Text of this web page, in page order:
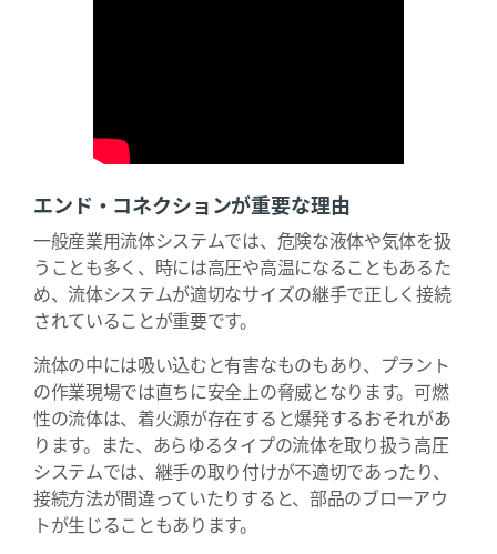
エンド・コネクションが重要な理由
一般産業用流体システムでは、危険な液体や気体を扱
うことも多く、時には高圧や高温になることもあるた
め、流体システムが適切なサイズの継手で正しく接続
されていることが重要です。
流体の中には吸い込むと有害なものもあり、プラント
の作業現場では直ちに安全上の脅威となります。可燃
性の流体は、着火源が存在すると爆発するおそれがあ
ります。また、あらゆるタイプの流体を取り扱う高圧
システムでは、継手の取り付けが不適切であったり、
接続方法が間違っていたりすると、部品のブローアウ
トが生じることもあります。